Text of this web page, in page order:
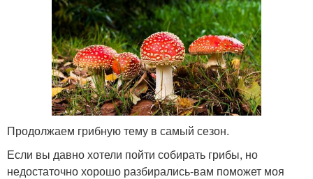
Продолжаем грибную тему в самый сезон.
Если вы давно хотели пойти собирать грибы, но
недостаточно хорошо разбирались-вам поможет моя